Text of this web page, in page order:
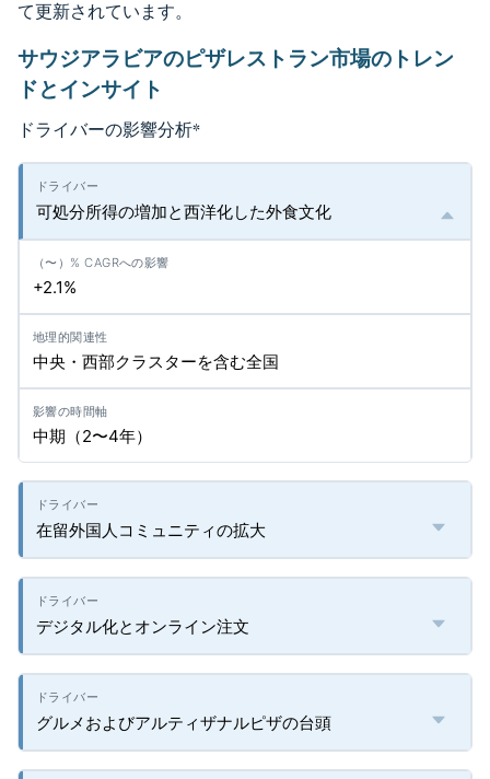
て更新されています。
サウジアラビアのピザレストラン市場のトレン
ドとインサイト
ドライバーの影響分析*
可処分所得の増加と西洋化した外食文化
+2.1%
中央・西部クラスターを含む全国
中期（2〜4年）
在留外国人コミュニティの拡大
デジタル化とオンライン注文
グルメおよびアルティザナルピザの台頭